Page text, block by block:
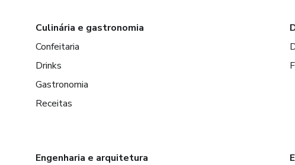
Culinária e gastronomia
Confeitaria
Drinks
Gastronomia
Receitas
Engenharia e arquitetura